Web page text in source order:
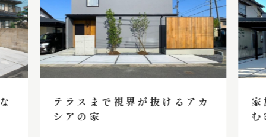
テラスまで視界が抜けるアカ
シアの家